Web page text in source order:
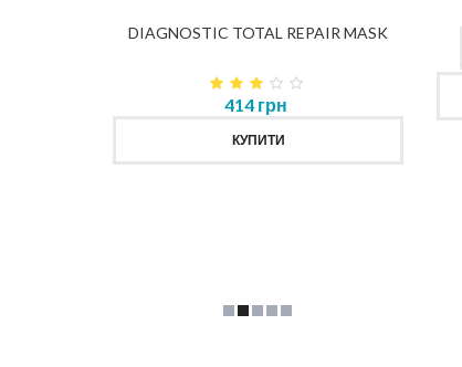
DIAGNOSTIC TOTAL REPAIR MASK
414 грн
КУПИТИ